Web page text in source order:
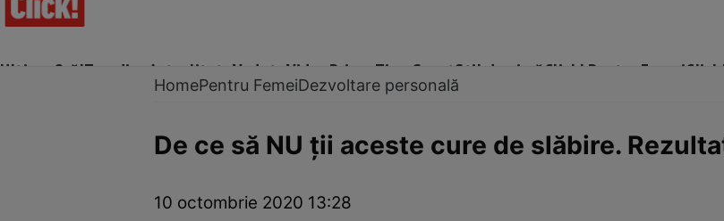
Ultima Oră!Trending Actualitate Vedete Video Prime Time SportStil de viațăClick! Pentru Femei
Dezvoltare personalăÎngrijire personalăCasă și grădină
HomePentru FemeiDezvoltare personală
De ce să NU ţii aceste cure de slăbire.
10 octombrie 2020 13:28